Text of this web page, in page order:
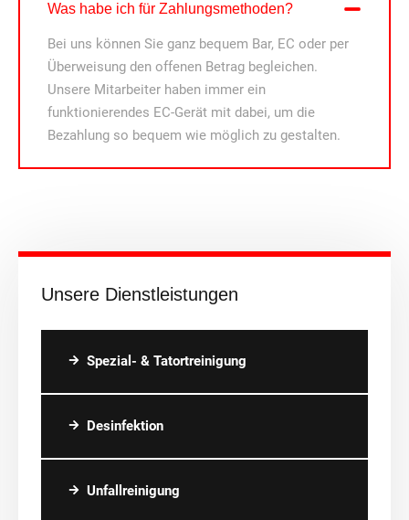
Unsere Dienstleistungen
Spezial- & Tatortreinigung
Desinfektion
Unfallreinigung
Was habe ich für Zahlungsmethoden?
Bei uns können Sie ganz bequem Bar, EC oder per
Überweisung den offenen Betrag begleichen.
Unsere Mitarbeiter haben immer ein
funktionierendes EC-Gerät mit dabei, um die
Bezahlung so bequem wie möglich zu gestalten.